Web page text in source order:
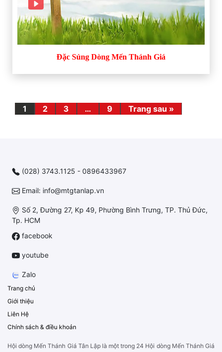
Đặc Sủng Dòng Mến Thánh Giá
1 2 3 … 9 Trang sau »
(028) 3743.1125 - 0896433967
Email: info@mtgtanlap.vn
Số 2, Đường 27, Kp 49, Phường Bình Trưng, TP. Thủ Đức,
Tp. HCM
facebook
youtube
Zalo
Trang chủ
Giới thiệu
Liên Hệ
Chính sách & điều khoản
Hội dòng Mến Thánh Giá Tân Lập là một trong 24 Hội dòng Mến Thánh Giá